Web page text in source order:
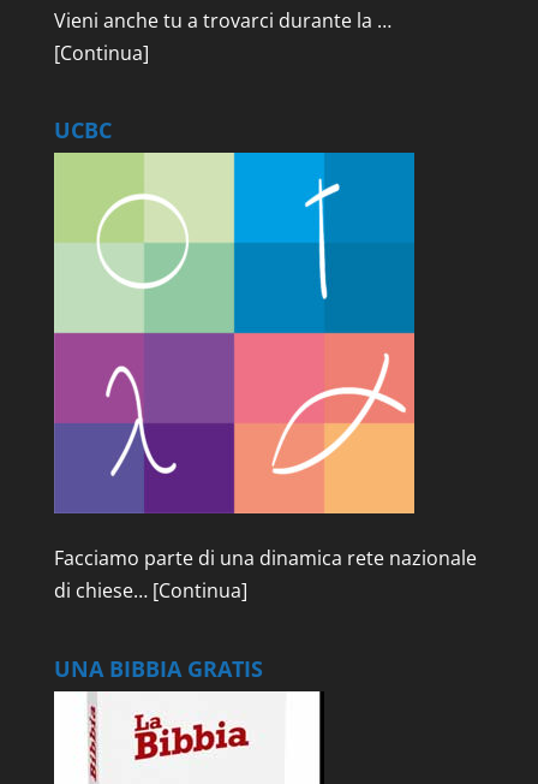
Vieni anche tu a trovarci durante la …
[Continua]
UCBC
Facciamo parte di una dinamica rete nazionale
di chiese… [Continua]
UNA BIBBIA GRATIS